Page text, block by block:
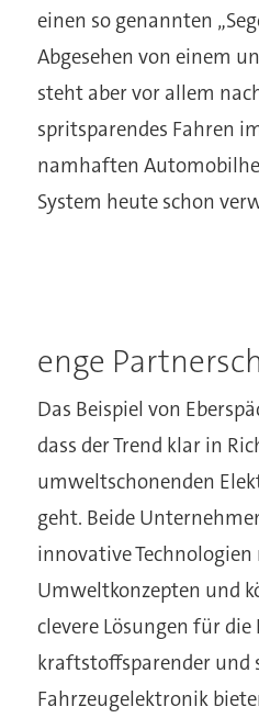
einen so genannten
Abgesehen von einem
steht aber vor allem
spritsparendes Fahren
namhaften
System heute schon
enge
Das Beispiel von
dass der Trend klar in
umweltschonenden
geht. Beide
innovative
Umweltkonzepten und
clevere Lösungen für
kraftstoffsparender und
Fahrzeugelektronik